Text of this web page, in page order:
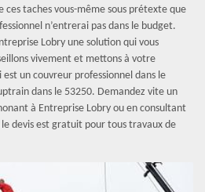
ces taches vous-même sous prétexte que
n’entrerai pas dans le budget.
Lobry une solution qui vous
vivement et mettons à votre
un couvreur professionnel dans le
dans le 53250. Demandez vite un
à Entreprise Lobry ou en consultant
devis est gratuit pour tous travaux de